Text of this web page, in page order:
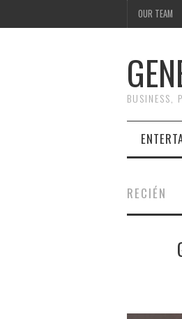
OUR TEAM
BUSINESS,
RECIÉN